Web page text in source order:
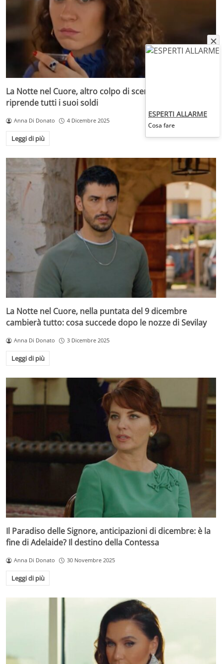
La Notte nel Cuore, altro colpo di scena: Canan si
riprende tutti i suoi soldi
Anna Di Donato 4 Dicembre 2025
Leggi di più
La Notte nel Cuore, nella puntata del 9 dicembre
cambierà tutto: cosa succede dopo le nozze di Sevilay
Anna Di Donato 3 Dicembre 2025
Leggi di più
Il Paradiso delle Signore, anticipazioni di dicembre: è la
fine di Adelaide? Il destino della Contessa
Anna Di Donato 30 Novembre 2025
Leggi di più
ESPERTI ALLARME
Cosa fare